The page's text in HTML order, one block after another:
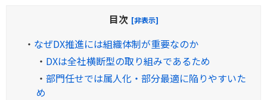
目次 [非表示]
・ なぜDX推進には組織体制が重要なのか
・ DXは全社横断型の取り組みであるため
・ 部門任せでは属人化・部分最適に陥りやすいた
め